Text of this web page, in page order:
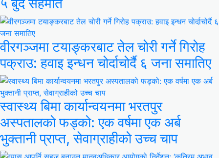
५ बुँदे सहमति
वीरगञ्जमा टयाङ्करबाट तेल चोरी गर्ने गिरोह
पक्राउ: हवाइ इन्धन चोर्दाचोर्दै ६ जना समातिए
स्वास्थ्य बिमा कार्यान्वयनमा भरतपुर
अस्पतालको फड्को: एक वर्षमा एक अर्ब
भुक्तानी प्राप्त, सेवाग्राहीको उच्च चाप